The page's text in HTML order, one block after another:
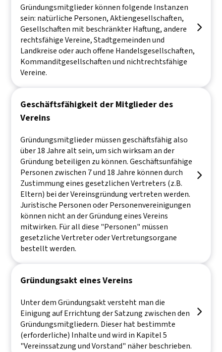
Gründungsmitglieder können folgende Instanzen
sein: natürliche Personen, Aktiengesellschaften,
Gesellschaften mit beschränkter Haftung, andere
rechtsfähige Vereine, Stadtgemeinden und
Landkreise oder auch offene Handelsgesellschaften,
Kommanditgesellschaften und nichtrechtsfähige
Vereine.

Geschäftsfähigkeit der Mitglieder des
Vereins
Gründungsmitglieder müssen geschäftsfähig also
über 18 Jahre alt sein, um sich wirksam an der
Gründung beteiligen zu können. Geschäftsunfähige
Personen zwischen 7 und 18 Jahre können durch
Zustimmung eines gesetzlichen Vertreters (z.B.
Eltern) bei der Vereinsgründung vertreten werden.
Juristische Personen oder Personenvereinigungen
können nicht an der Gründung eines Vereins
mitwirken. Für all diese "Personen" müssen
gesetzliche Vertreter oder Vertretungsorgane
bestellt werden.

Gründungsakt eines Vereins
Unter dem Gründungsakt versteht man die
Einigung auf Errichtung der Satzung zwischen den
Gründungsmitgliedern. Dieser hat bestimmte
(erforderliche) Inhalte und wird in Kapitel 5
"Vereinssatzung und Vorstand" näher beschrieben.
